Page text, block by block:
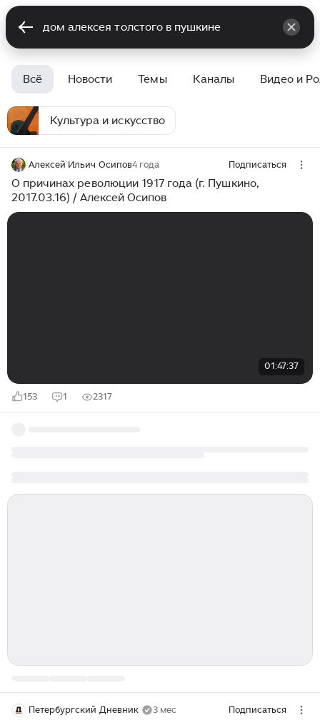
Всё Новости Темы Каналы Видео и
Культура и искусство
Алексей Ильич Осипов4 года Подписаться
О причинах революции 1917 года (г. Пушкино,
2017.03.16) / Алексей Осипов
01:47:37
153 1 2317
Петербургский Дневник 3 мес Подписаться